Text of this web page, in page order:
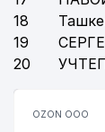
18
19
20
OZON ООО